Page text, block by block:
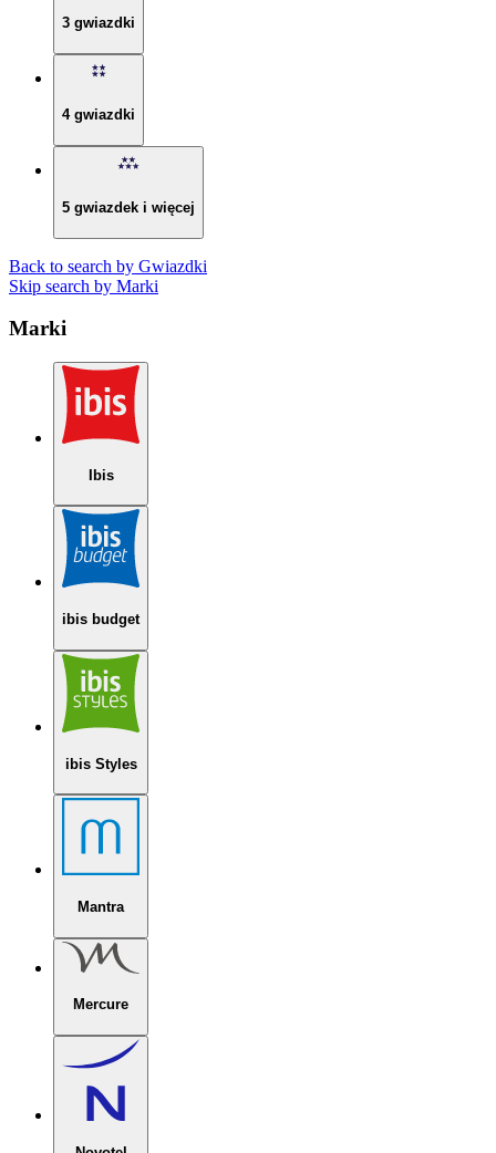
3 gwiazdki
4 gwiazdki
5 gwiazdek i więcej
Back to search by Gwiazdki
Skip search by Marki
Marki
Ibis
ibis budget
ibis Styles
Mantra
Mercure